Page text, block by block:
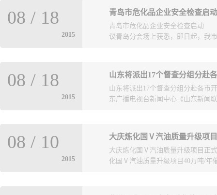
青岛市危化品企业安全检查启动
2015
08 / 18
青岛市危化品企业安全检查启动
议青岛分会场上获悉，即日起，我
全检查。对检查发现的隐患，将责
业，直到吊销相关证照或依法关
区）内危险化学品储存、运输和粉
强化码头危化品作业审核，完善危
全监管，严密监控重大危险源。安
危险化学品储存企业、危险货物物
装卸和运输过程的安全管理制度是
山东将派出17个督查分组分赴
2015
08 / 18
山东将派出17个督查分组分赴各市
东广播电视台新闻中心《山东新闻
持召开紧急会议，对全省安全生产
赴各市，对所有行业领域进行深入
搜。督查重点放在隐患排查和整改
基层、直插现场“四不两直”的方法
大庆炼化国Ⅴ汽油质量升级项
2015
08 / 10
大庆炼化国Ⅴ汽油质量升级项目正
化国Ⅴ汽油质量升级项目40万吨/年
场拆除工作，标志着该工程正式